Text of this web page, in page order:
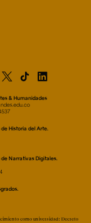
& Humanidades
Historia del Arte.
Narrativas Digitales.
como universidad: Decreto